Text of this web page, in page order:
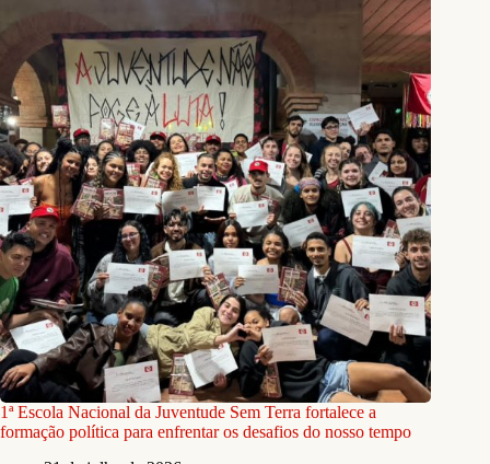
1ª Escola Nacional da Juventude Sem Terra fortalece a
formação política para enfrentar os desafios do nosso tempo